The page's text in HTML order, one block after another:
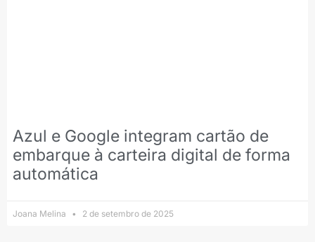
Azul e Google integram cartão de
embarque à carteira digital de forma
automática
Joana Melina 2 de setembro de 2025